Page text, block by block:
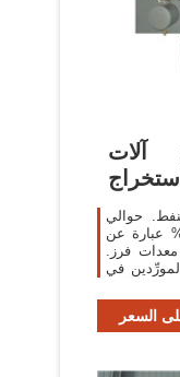
آلات
النفط ... النفط. حوالي
منها عبارة عن معاصر زيت، و11% عبارة عن
عبارة عن معدات فرز.
المورِّدين في
السعر